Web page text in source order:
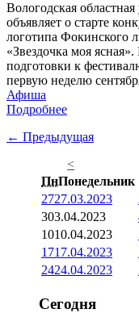
Вологодская
объявляет о старте
логотипа Фокинского
«Звездочка моя
подготовки к
первую неделю
Афиша
Подробнее
← Предыдущая
<
ПнПонедельник
2727.03.2023
303.04.2023
1010.04.2023
1717.04.2023
2424.04.2023
Сегодня